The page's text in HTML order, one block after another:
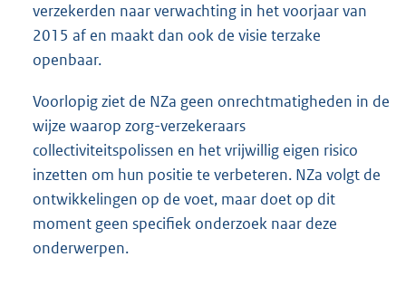
verzekerden naar verwachting in het voorjaar van
2015 af en maakt dan ook de visie terzake
openbaar.
Voorlopig ziet de NZa geen onrechtmatigheden in de
wijze waarop zorg-verzekeraars
collectiviteitspolissen en het vrijwillig eigen risico
inzetten om hun positie te verbeteren. NZa volgt de
ontwikkelingen op de voet, maar doet op dit
moment geen specifiek onderzoek naar deze
onderwerpen.